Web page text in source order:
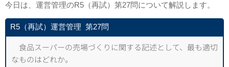
今日は、運営管理のR5（再試）第27問について解説します。
R5（再試）運営管理 第27問
食品スーパーの売場づくりに関する記述として、最も適切
なものはどれか。